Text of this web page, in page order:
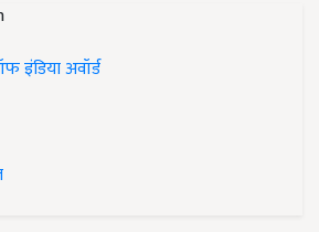
इंडिया अवॉर्ड